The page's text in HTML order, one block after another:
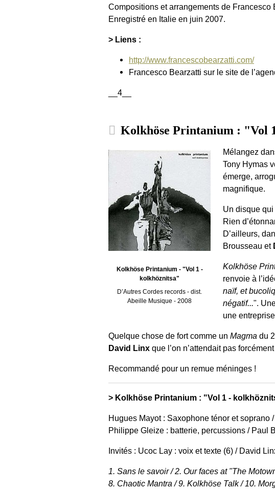
Compositions et arrangements de Francesco
Enregistré en Italie en juin 2007.
> Liens :
http://www.francescobearzatti.com/
Francesco Bearzatti sur le site de
__4__
Kolkhöse Printanium : "Vol
Kolkhöse Printanium - "Vol 1 -
kolkhöznitsa"
D’Autres Cordes records - dist.
Abeille Musique - 2008
Mélangez
Tony Hymas
émerge,
magnifique.
Un disque
Rien
D’ailleurs,
Brousseau et
Kolkhöse
renvoie à
naïf, et
négatif...".
une
Quelque chose de fort comme un Magma du
David Linx que l’on n’attendait pas
Recommandé pour un remue méninges !
> Kolkhöse Printanium : "Vol 1 -
Hugues Mayot : Saxophone ténor et soprano
Philippe Gleize : batterie, percussions / Paul
Invités : Ucoc Lay : voix et texte (6) / David
1. Sans le savoir / 2. Our faces at "The
8. Chaotic Mantra / 9. Kolkhöse Talk / 10.